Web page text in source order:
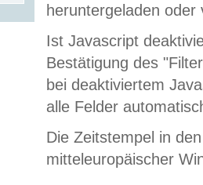
heruntergeladen oder
Ist Javascript
Bestätigung des
bei deaktiviertem
alle Felder
Die Zeitstempel in
mitteleuropäischer